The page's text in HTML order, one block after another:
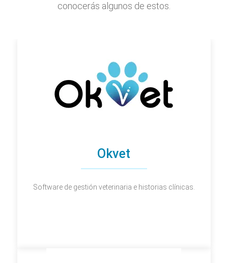
conocerás algunos de estos.
Okvet
Software de gestión veterinaria e historias clínicas.